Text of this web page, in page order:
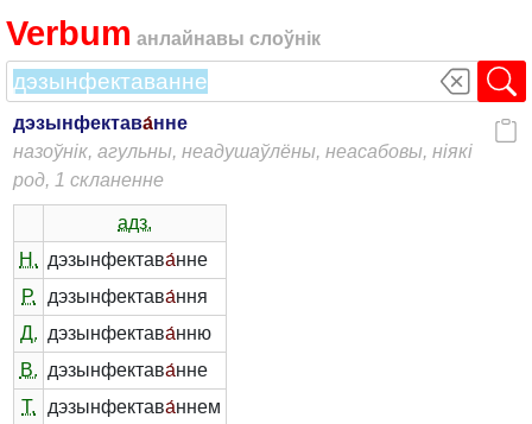
Verbum анлайнавы слоўнік
дэзынфектава́нне
назоўнік, агульны, неадушаўлёны, неасабовы, ніякі
род, 1 скланенне
адз.
Н. дэзынфектава́нне
Р.
дэзынфектава́ння
Д. дэзынфектава́нню
В. дэзынфектава́нне
Т.
дэзынфектава́ннем